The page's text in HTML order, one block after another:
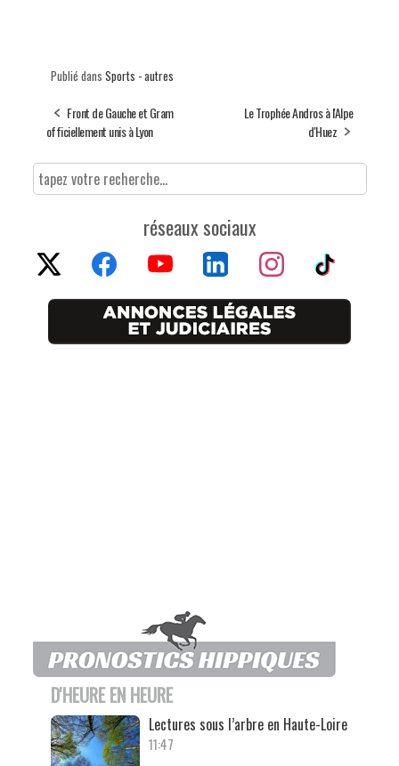
Publié dans Sports - autres
Front de Gauche et Gram
officiellement unis à Lyon
Le Trophée Andros à l'Alpe
d'Huez
réseaux sociaux
D'HEURE EN HEURE
Lectures sous l’arbre en Haute-Loire
11:47